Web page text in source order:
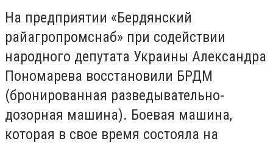
На предприятии «Бердянский
райагропромснаб» при содействии
народного депутата Украины Александра
Пономарева восстановили БРДМ
(бронированная разведывательно-
дозорная машина). Боевая машина,
которая в свое время состояла на